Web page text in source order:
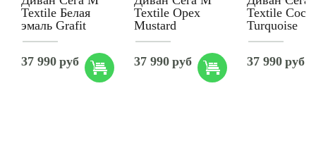
Textile Белая
эмаль Grafit
37 990 руб
Textile Орех
Mustard
37 990 руб
Textile
Turquoise
37 990 руб